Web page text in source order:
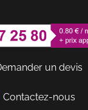
un devis
Contactez-nous